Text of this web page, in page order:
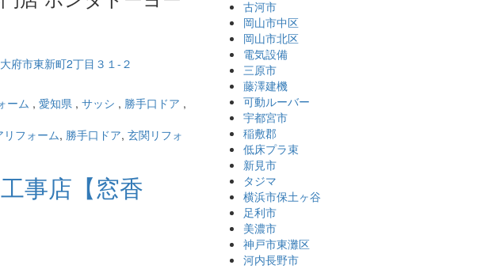
ーム , 愛知県 , サッシ , 勝手口ドア ,
フォーム, 勝手口ドア, 玄関リフォ
事店【窓香
古河市
岡山市中区
岡山市北区
電気設備
三原市
藤澤建機
可動ルーバー
宇都宮市
稲敷郡
低床プラ束
新見市
タジマ
横浜市保土ヶ谷
足利市
美濃市
神戸市東灘区
河内長野市